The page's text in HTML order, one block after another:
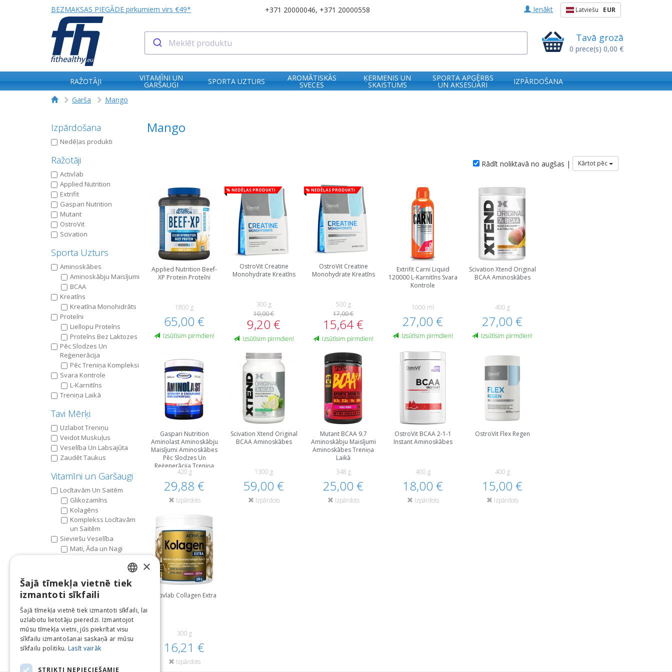
BEZMAKSAS PIEGĀDE pirkumiem virs €49* +371 20000046, +371 20000558 Ienākt Latviešu EUR
Tavā grozā
0 prece(s) 0,00 €
RAŽOTĀJI VITAMĪNI UN
GARŠAUGI SPORTA UZTURS AROMĀTISKĀS
SVECES
ĶERMENIS UN
SKAISTUMS
SPORTA APĢĒRBS
UN AKSESUĀRI
IZPĀRDOŠANA
Garša
Mango
Izpārdošana
Nedēļas produkti
Ražotāji
Activlab
Applied Nutrition
Extrifit
Gaspari Nutrition
Mutant
OstroVit
Scivation
Sporta Uzturs
Aminoskābes
Aminoskābju Maisījumi
BCAA
Kreatīns
Kreatīna Мonohidrāts
Proteīni
Liellopu Proteīns
Proteīns Bez Laktozes
Pēc Slodzes Un
Reģenerācija
Pēc Treniņa Kompleksi
Svara Kontrole
L-Karnitīns
Treniņa Laikā
Tavi Mērķi
Uzlabot Treniņu
Veidot Muskuļus
Veselība Un Labsajūta
Zaudēt Taukus
Vitamīni un Garšaugi
Locītavām Un Saitēm
Glikozamīns
Kolagēns
Komplekss Locītavām
un Saitēm
Sieviešu Veselība
Mati, Āda un Nagi
Mango
Rādīt noliktavā no augšas | Kārtot pēc
Applied Nutrition Beef-
XP Protein Proteīni
1800 g
65,00 €
Izsūtīsim pirmdien!
% Nedēļas produkti
OstroVit Creatine
Monohydrate Kreatīns
300 g
10,00 €
9,20 €
Izsūtīsim pirmdien!
% Nedēļas produkti
OstroVit Creatine
Monohydrate Kreatīns
500 g
17,00 €
15,64 €
Izsūtīsim pirmdien!
Extrifit Carni Liquid
120000 L-Karnitīns Svara
Kontrole
1000 ml
27,00 €
Izsūtīsim pirmdien!
Scivation Xtend Original
BCAA Aminoskābes
400 g
27,00 €
Izsūtīsim pirmdien!
Gaspari Nutrition
Aminolast Aminoskābju
Maisījumi Aminoskābes
Pēc Slodzes Un
Reģenerācija Treniņa
Laikā
420 g
29,88 €
Izpārdots
Scivation Xtend Original
BCAA Aminoskābes
1300 g
59,00 €
Izpārdots
Mutant BCAA 9.7
Aminoskābju Maisījumi
Aminoskābes Treniņa
Laikā
348 g
25,00 €
Izpārdots
OstroVit BCAA 2-1-1
Instant Aminoskābes
400 g
18,00 €
Izpārdots
OstroVit Flex Regen
400 g
15,00 €
Izpārdots
Activlab Collagen Extra
300 g
16,21 €
Izpārdots
LATVIAN
LITHUANIAN
ESTONIAN
×
Šajā tīmekļa vietnē tiek
izmantoti sīkfaili
Šajā tīmekļa vietnē tiek izmantoti sīkfaili, lai
uzlabotu lietotāju pieredzi. Izmantojot
mūsu tīmekļa vietni, jūs piekrītat visu
sīkfailu izmantošanai saskaņā ar mūsu
sīkfailu politiku. Lasīt vairāk
STRIKTI NEPIECIEŠAMIE